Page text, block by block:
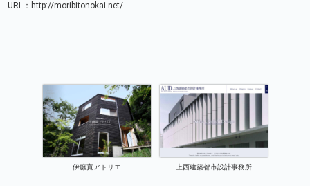
URL： http://moribitonokai.net/
伊藤寛アトリエ 上西建築都市設計事務所